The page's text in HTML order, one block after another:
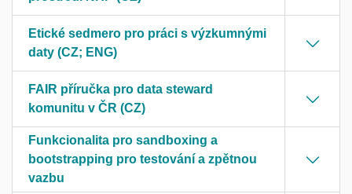
Etické sedmero pro práci s výzkumnými
daty (CZ; ENG)
FAIR příručka pro data steward
komunitu v ČR (CZ)
Funkcionalita pro sandboxing a
bootstrapping pro testování a zpětnou
vazbu